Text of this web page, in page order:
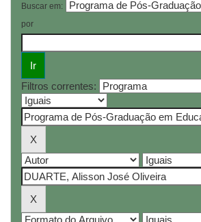
Buscar em:
por
Filtros correntes: